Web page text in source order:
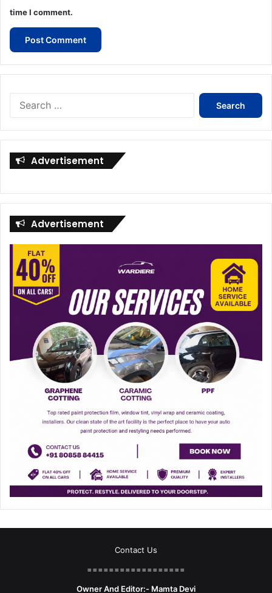
time I comment.
Search
for:
Advertisement
Advertisement
Contact Us
==================
Owner And Editor:- Mamta Devi